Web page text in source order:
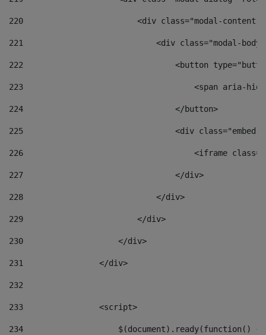
220
<div class="modal-
221
<div class="modal-
222
<button
223
<span aria-
224
                                </button>
225
<div
226
<iframe
227
                                </div>
228
                            </div>
229
                        </div>
230
                    </div>
231
                </div>
232
233
                <script>
234
                    $(document).ready(function() {